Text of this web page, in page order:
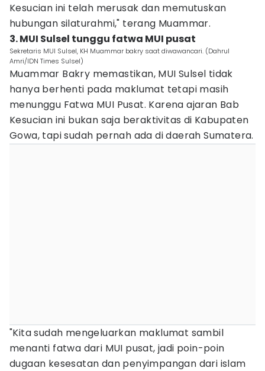
Kesucian ini telah merusak dan memutuskan
hubungan silaturahmi," terang Muammar.
3. MUI Sulsel tunggu fatwa MUI pusat
Sekretaris MUI Sulsel, KH Muammar bakry saat diwawancari. (Dahrul
Amri/IDN Times Sulsel)
Muammar Bakry memastikan, MUI Sulsel tidak
hanya berhenti pada maklumat tetapi masih
menunggu Fatwa MUI Pusat. Karena ajaran Bab
Kesucian ini bukan saja beraktivitas di Kabupaten
Gowa, tapi sudah pernah ada di daerah Sumatera.
"Kita sudah mengeluarkan maklumat sambil
menanti fatwa dari MUI pusat, jadi poin-poin
dugaan kesesatan dan penyimpangan dari islam